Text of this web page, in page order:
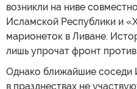
возникли на ниве
Исламской Республики и
марионеток в Ливане.
лишь упрочат фронт против
Однако ближайшие
в празднествах не